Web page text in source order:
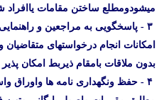
ساختن مقامات یاافراد
۳ - پاسخگویی به مراجعین و
انجام درخواستهای متقاضیان
ملاقات بامقام ذیربط امکان پذیر
۴ - حفظ ونگهداری نامه ها واوراق